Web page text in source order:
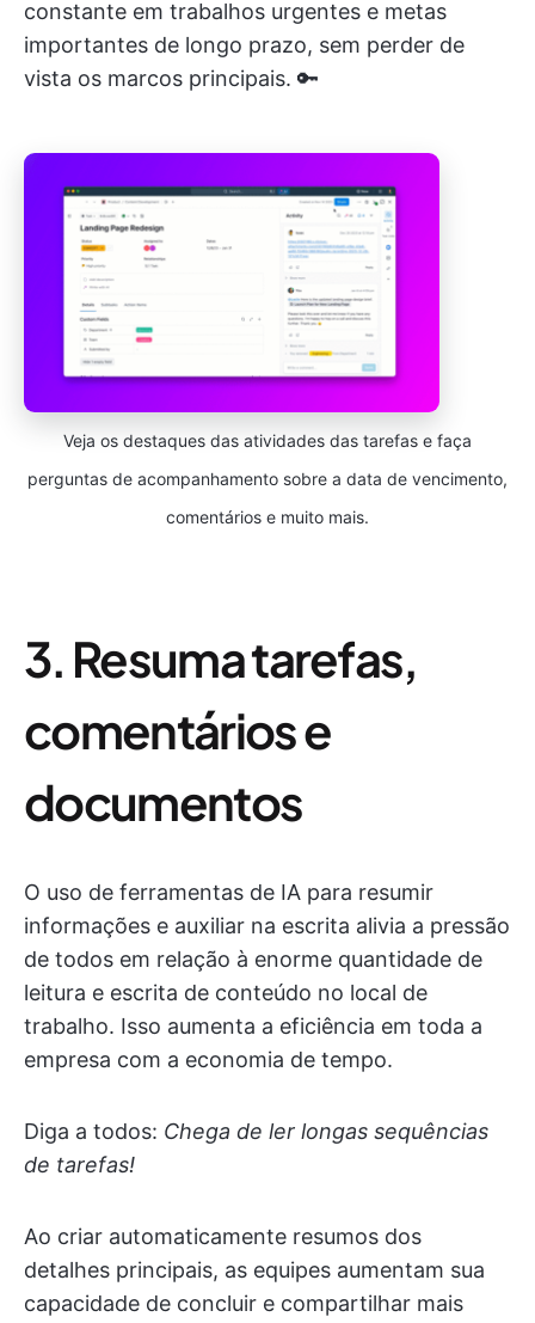
constante em trabalhos urgentes e metas
importantes de longo prazo, sem perder de
vista os marcos principais. 🔑
Veja os destaques das atividades das tarefas e faça
perguntas de acompanhamento sobre a data de vencimento,
comentários e muito mais.
3. Resuma tarefas,
comentários e
documentos
O uso de ferramentas de IA para resumir
informações e auxiliar na escrita alivia a pressão
de todos em relação à enorme quantidade de
leitura e escrita de conteúdo no local de
trabalho. Isso aumenta a eficiência em toda a
empresa com a economia de tempo.
Diga a todos: Chega de ler longas sequências
de tarefas!
Ao criar automaticamente resumos dos
detalhes principais, as equipes aumentam sua
capacidade de concluir e compartilhar mais